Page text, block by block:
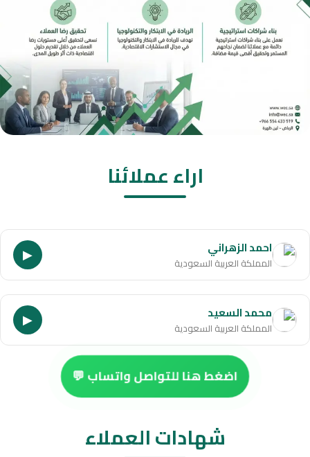
اراء عملائنا
▶ احمد الزهراني
المملكة العربية السعودية
▶ محمد السعيد
المملكة العربية السعودية
اضغط هنا للتواصل واتساب 💬
شهادات العملاء